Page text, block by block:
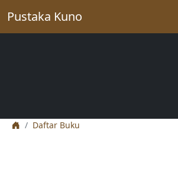
Pustaka Kuno
Daftar Buku